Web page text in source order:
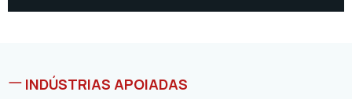
INDÚSTRIAS APOIADAS